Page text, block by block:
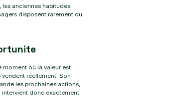
anciennes habitudes
disposent rarement du
moment où la valeur est
réellement. Son
les prochaines actions,
donc exactement